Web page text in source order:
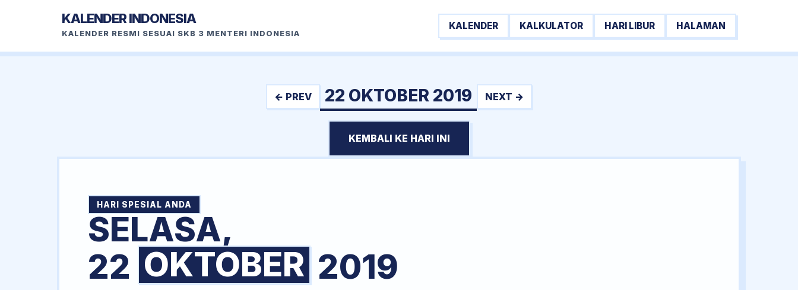
KALENDER INDONESIA
KALENDER RESMI SESUAI SKB 3 MENTERI INDONESIA
KALENDER KALKULATOR HARI LIBUR HALAMAN
← PREV 22 OKTOBER 2019 NEXT →
KEMBALI KE HARI INI
HARI SPESIAL ANDA
SELASA,
22 OKTOBER 2019